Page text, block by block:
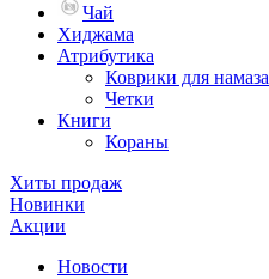
Чай
Хиджама
Атрибутика
Коврики для намаза
Четки
Книги
Кораны
Хиты продаж
Новинки
Акции
Новости